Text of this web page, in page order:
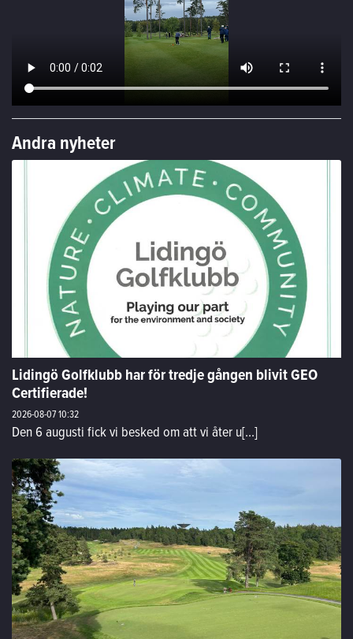
Andra nyheter
Lidingö Golfklubb har för tredje gången blivit GEO
Certifierade!
2026-08-0710:32
Den 6 augusti fick vi besked om att vi åter u[...]